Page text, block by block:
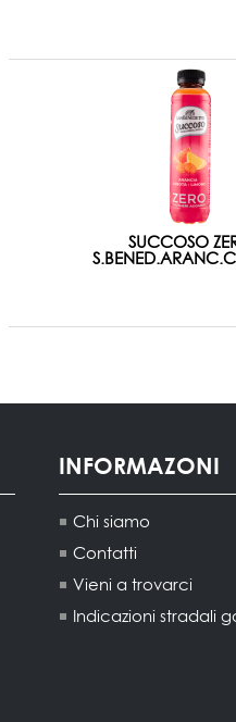
SUCCOSO
INFORMAZONI
Chi siamo
Contatti
Vieni a trovarci
Indicazioni stradali